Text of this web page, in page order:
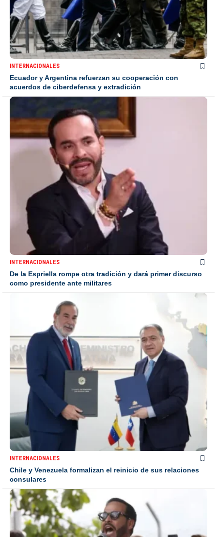
INTERNACIONALES
Ecuador y Argentina refuerzan su cooperación con
acuerdos de ciberdefensa y extradición
INTERNACIONALES
De la Espriella rompe otra tradición y dará primer discurso
como presidente ante militares
INTERNACIONALES
Chile y Venezuela formalizan el reinicio de sus relaciones
consulares